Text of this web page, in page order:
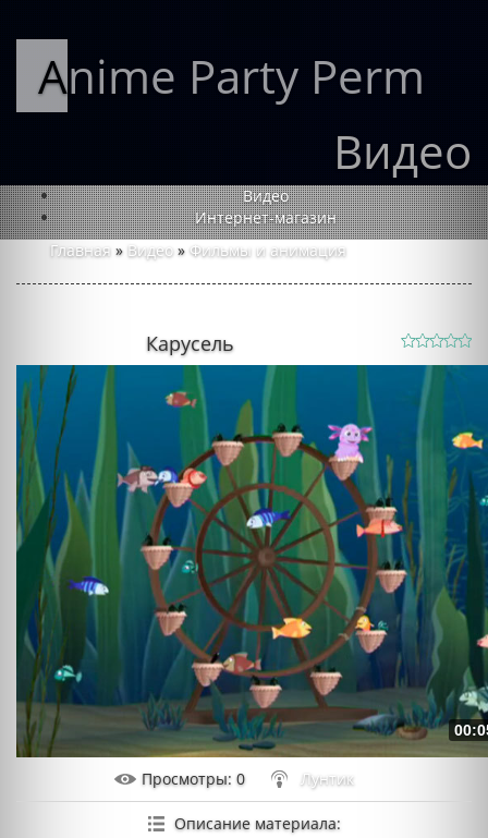
Anime Party Perm
Видео
Видео
Интернет-магазин
Главная » Видео » Фильмы и анимация
Карусель
Просмотры: 0 Лунтик
Описание материала: